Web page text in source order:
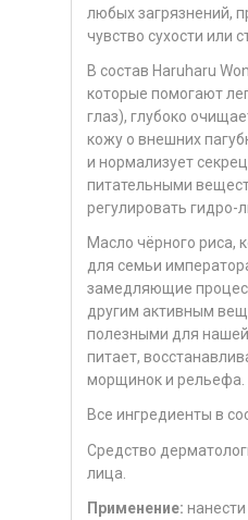
любых загрязнений,
чувство сухости или
В состав Haruharu
которые помогают
глаз), глубоко
кожу о внешних
и нормализует
питательными
регулировать гидро-
Масло чёрного риса,
для семьи
замедляющие
другим активным
полезными для
питает,
морщинок и рельефа.
Все ингредиенты в
Средство
лица.
Применение: